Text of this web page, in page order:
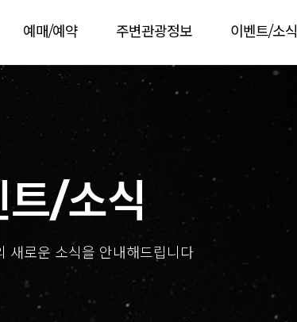
예매/예약 주변관광정보 이벤트/소식
트/소식
새로운 소식을 안내해드립니다